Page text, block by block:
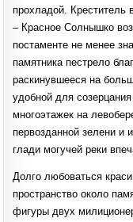
прохладой.
– Красное Солнышко
постаменте не менее
памятника пестрело
раскинувшееся на
удобной для
многоэтажек на
первозданной зелени и
глади могучей реки
Долго любоваться
пространство около
фигуры двух